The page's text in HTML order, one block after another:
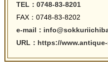
TEL：0748-83-8201
FAX：0748-83-8202
e-mail：
URL：https://